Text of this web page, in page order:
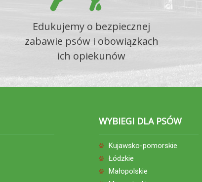
Edukujemy o bezpiecznej
zabawie psów i obowiązkach
ich opiekunów
WYBIEGI DLA PSÓW
Kujawsko-pomorskie
Łódzkie
Małopolskie